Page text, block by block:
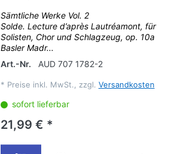
Sämtliche Werke Vol. 2
Solde. Lecture d’après Lautréamont, für
Solisten, Chor und Schlagzeug, op. 10a
Basler Madr...
Art.-Nr.
AUD 707 1782-2
* Preise inkl. MwSt., zzgl. Versandkosten
sofort lieferbar
21,99 € *